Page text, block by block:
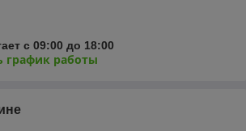
с 09:00 до 18:00
график работы